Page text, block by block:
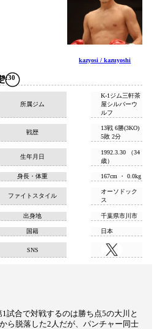
العربية
kazyosi / kazuyoshi
所属ジム
K-1ジム三軒茶
屋シルバーウ
ルフ
戦歴
13戦 6勝(3KO)
5敗 2分
生年月日
1992.3.30 （34
歳）
身長・体重 167cm ・ 0.0kg
ファイトスタイル
オーソドック
ス
出身地 千葉県市川市
国籍 日本
SNS
試合で対戦するのは勝ち点5の大川と
ら脱落した2人だが、パンチャー同士